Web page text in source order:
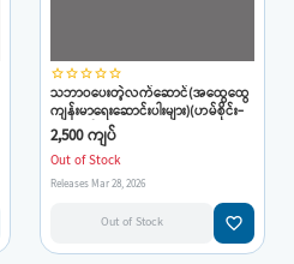
star_borderstar_borderstar_borderstar_borderstar_border
သဘာဝပေးတဲ့လက်ဆောင်(အထွေထွေ
ကျန်းမာရေးဆောင်းပါးများ)(ဟမ်စိုင်း-
ဆေး-မန်း)
2,500 ကျပ်
Out of Stock
Releases Mar 28, 2026
Out of Stock favorite_border